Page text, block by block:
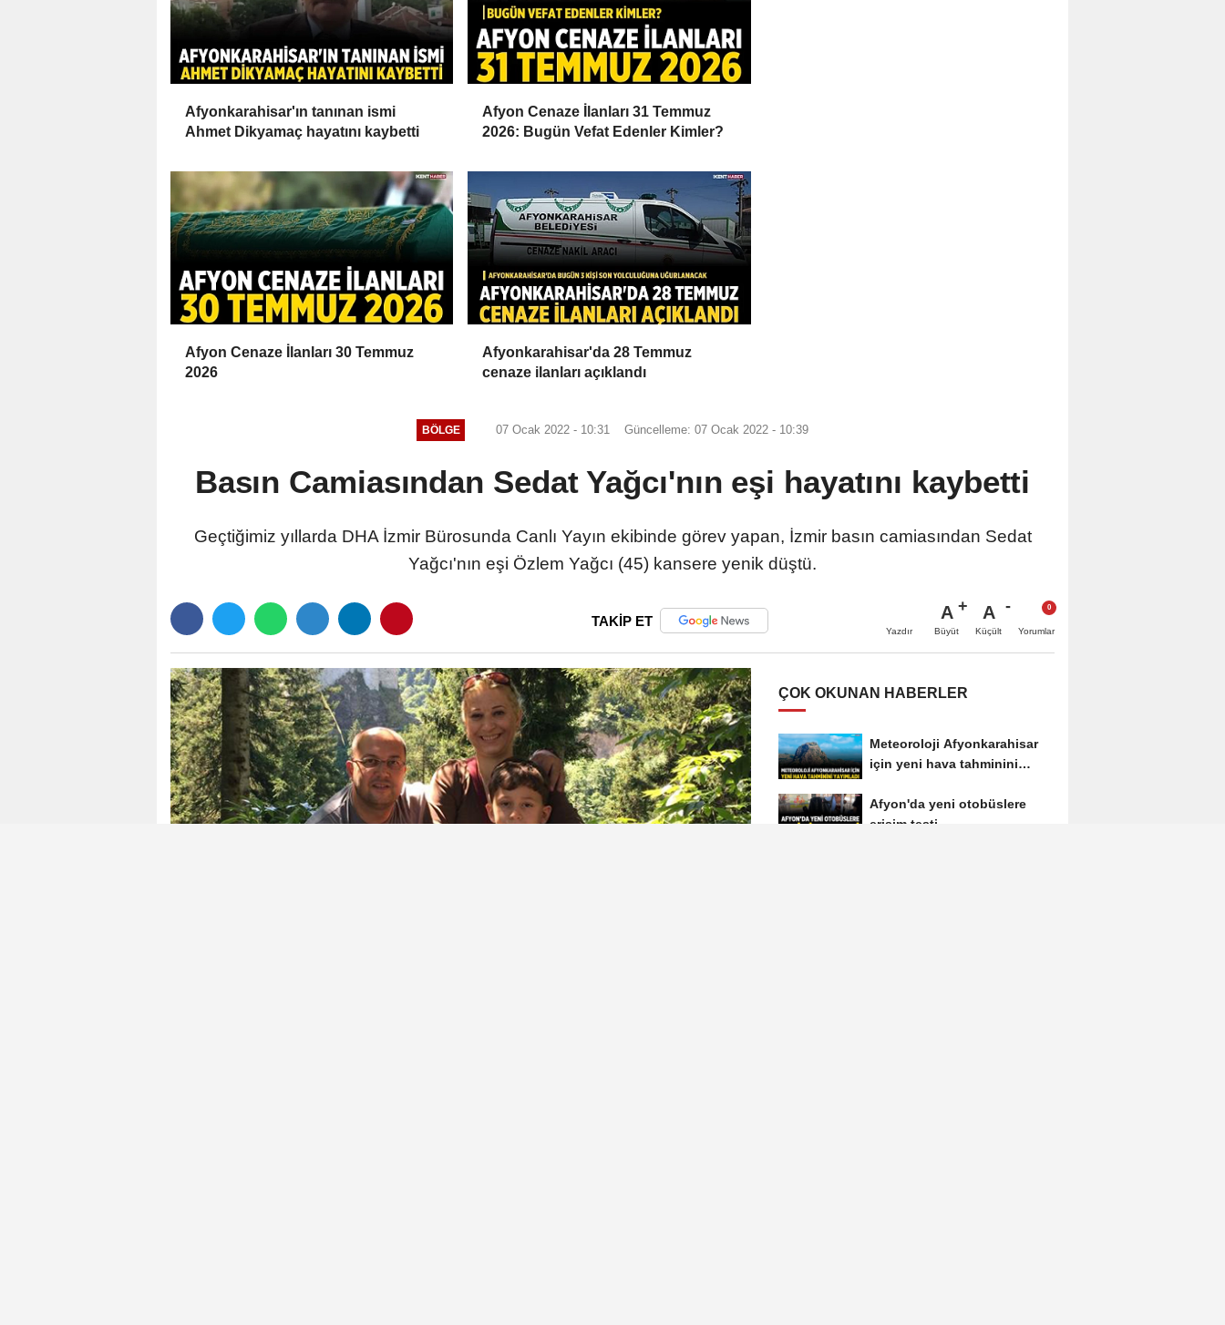
Afyonkarahisar'ın tanınan ismi
Ahmet Dikyamaç hayatını kaybetti
Afyon Cenaze İlanları 31 Temmuz
2026: Bugün Vefat Edenler Kimler?
Afyon Cenaze İlanları 30 Temmuz
2026
Afyonkarahisar'da 28 Temmuz
cenaze ilanları açıklandı
BÖLGE 07 Ocak 2022 - 10:31 Güncelleme: 07 Ocak 2022 - 10:39
Basın Camiasından Sedat Yağcı'nın eşi hayatını kaybetti
Geçtiğimiz yıllarda DHA İzmir Bürosunda Canlı Yayın ekibinde görev yapan, İzmir basın camiasından Sedat
Yağcı'nın eşi Özlem Yağcı (45) kansere yenik düştü.
TAKİP ET
Yazdır
A
Büyüt
A
Küçült Yorumlar
ÇOK OKUNAN HABERLER
Meteoroloji Afyonkarahisar
için yeni hava tahminini
Afyon'da yeni otobüslere
erişim testi